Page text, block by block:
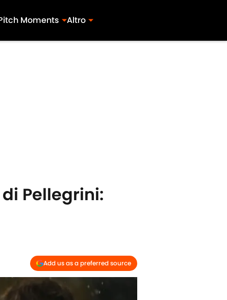
Moments Altro
Pellegrini:
Add us as a preferred source